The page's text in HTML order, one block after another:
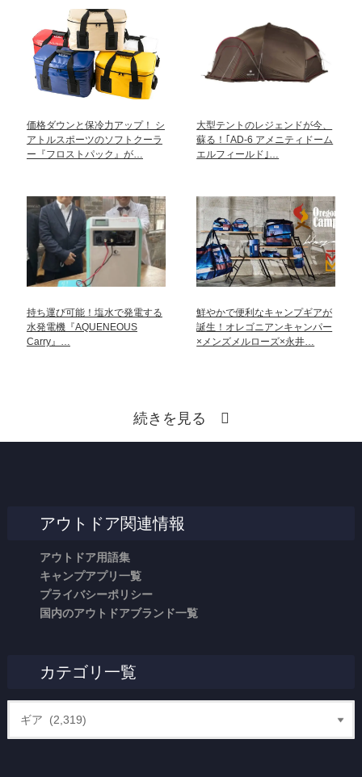
価格ダウンと保冷力アップ！ シ
アトルスポーツのソフトクーラ
ー『フロストパック』が…
大型テントのレジェンドが今、
蘇る！｢AD-6 アメニティドーム
エルフィールド｣…
持ち運び可能！塩水で発電する
水発電機『AQUENEOUS
Carry』…
鮮やかで便利なキャンプギアが
誕生！オレゴニアンキャンパー
×メンズメルローズ×永井…
続きを見る
アウトドア関連情報
アウトドア用語集
キャンプアプリ一覧
プライバシーポリシー
国内のアウトドアブランド一覧
カテゴリ一覧